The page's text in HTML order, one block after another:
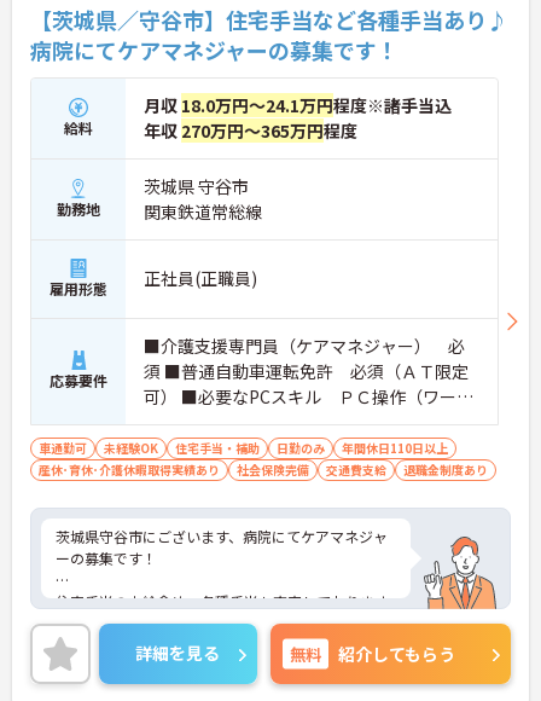
【茨城県／守谷市】住宅手当など各種手当あり♪
病院にてケアマネジャーの募集です！
給料
月収 18.0万円～24.1万円程度※諸手当込
年収 270万円～365万円程度
勤務地
茨城県 守谷市
関東鉄道常総線
雇用形態 正社員(正職員)
応募要件
■介護支援専門員（ケアマネジャー） 必
須 ■普通自動車運転免許 必須（ＡＴ限定
可） ■必要なPCスキル ＰＣ操作（ワー
ド・エクセルの定型フォーム入力）
車通勤可 未経験OK 住宅手当・補助 日勤のみ
年間休日110日以上
産休･育休･介護休暇取得実績あり
社会保険完備 交通費支給 退職金制度あり
茨城県守谷市にございます、病院にてケアマネジャ
ーの募集です！
住宅手当の支給含め、各種手当も充実しております
ので、長期的な就業をしやすい環境です。
ご興味のある方は、マイナビ介護職までお問い合わ
せください。
詳細を見る 無料 紹介してもらう